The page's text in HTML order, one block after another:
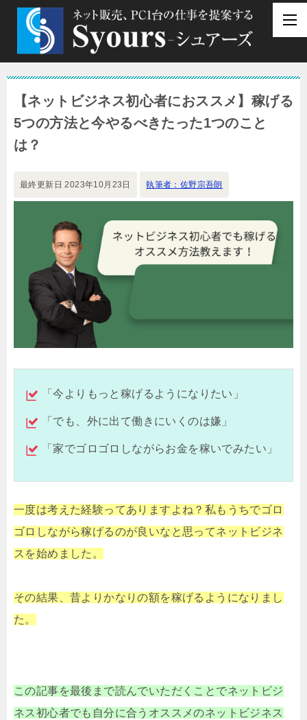
【ネットビジネス初心者におススメ】稼げる
5つの方法と今やるべきたった1つのこと
は？
最終更新日2023年10月23日 執筆者：佐野宗吾朗
「今よりもっと稼げるようになりたい」
「でも、外に出て働きにいくのは嫌」
「家でゴロゴロしながらお金を稼いでみたい」
一度は考えた経験ってありますよね？私もうちでゴロ
ゴロしながら稼げるのが良いなと思ってネットビジネ
スを始めました。
その結果、昔よりかなりの額を稼げるようになりまし
た。
この記事を最後まで読んでいただくことでネットビジ
ネス初心者でも自分に合うオススメのネットビジネス